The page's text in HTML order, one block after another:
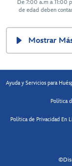
De 7:00 a.m a 11:00
de edad deben
Mostrar
Ayuda y Servicios para
Política
Política de Privacidad En